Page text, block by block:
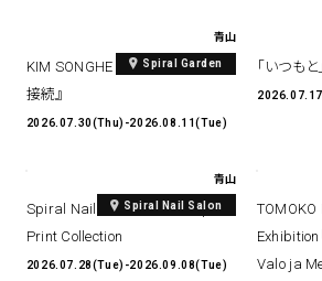
青山
Spiral Garden
KIM SONGHE EXHIBITION 『愛と
接続』
2026.07.30(Thu)-2026.08.11(Tue)
「いつもと」
青山
Spiral Nail Salon
Spiral Nail Salon Art #14 Spiral
Print Collection
2026.07.28(Tue)-2026.09.08(Tue)
TOMOKO
Exhibition
Valo ja